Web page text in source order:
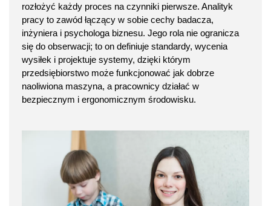
rozłożyć każdy proces na czynniki pierwsze. Analityk
pracy to zawód łączący w sobie cechy badacza,
inżyniera i psychologa biznesu. Jego rola nie ogranicza
się do obserwacji; to on definiuje standardy, wycenia
wysiłek i projektuje systemy, dzięki którym
przedsiębiorstwo może funkcjonować jak dobrze
naoliwiona maszyna, a pracownicy działać w
bezpiecznym i ergonomicznym środowisku.